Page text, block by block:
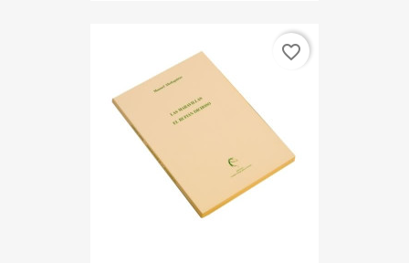
favorite_border